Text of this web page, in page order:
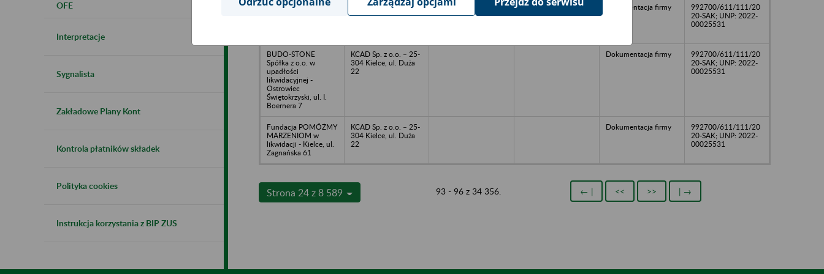
OFE
Interpretacje
Sygnalista
Zakładowe Plany Kont
Kontrola płatników składek
Polityka cookies
Instrukcja korzystania z BIP ZUS
Chemadin Export
KCAD Sp. z o.o. – 25-
304 Kielce, ul. Duża
Dokumentacja firmy
992700/611/111/20
20-SAK; UNP: 2022-
00025531
BUDO-STONE
Spółka z o.o. w
upadłości
likwidacyjnej -
Ostrowiec
Świętokrzyski, ul. I.
Boernera 7
KCAD Sp. z o.o. – 25-
304 Kielce, ul. Duża
22
Dokumentacja firmy
992700/611/111/20
20-SAK; UNP: 2022-
00025531
Fundacja POMÓŻMY
MARZENIOM w
likwidacji - Kielce, ul.
Zagnańska 61
KCAD Sp. z o.o. – 25-
304 Kielce, ul. Duża
22
Dokumentacja firmy
992700/611/111/20
20-SAK; UNP: 2022-
00025531
Strona 24 z 8 589 93 - 96 z 34 356. ← | << >> | →